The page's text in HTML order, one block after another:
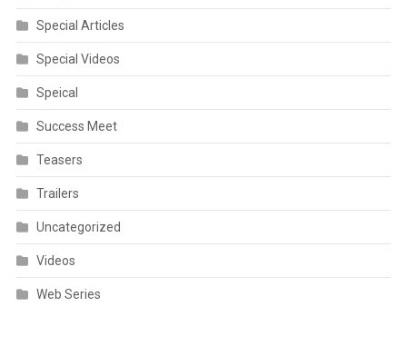
Special Articles
Special Videos
Speical
Success Meet
Teasers
Trailers
Uncategorized
Videos
Web Series